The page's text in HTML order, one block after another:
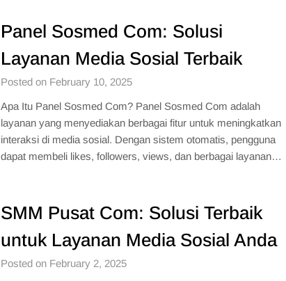
Panel Sosmed Com: Solusi
Layanan Media Sosial Terbaik
Posted on February 10, 2025
Apa Itu Panel Sosmed Com? Panel Sosmed Com adalah
layanan yang menyediakan berbagai fitur untuk meningkatkan
interaksi di media sosial. Dengan sistem otomatis, pengguna
dapat membeli likes, followers, views, dan berbagai layanan…
SMM Pusat Com: Solusi Terbaik
untuk Layanan Media Sosial Anda
Posted on February 2, 2025